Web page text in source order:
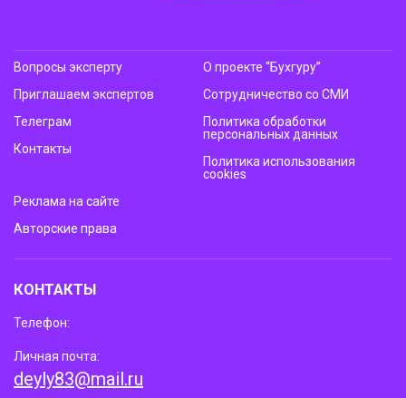
Вопросы эксперту
Приглашаем экспертов
Телеграм
Контакты
О проекте “Бухгуру”
Сотрудничество со СМИ
Политика обработки
персональных данных
Политика использования
cookies
Реклама на сайте
Авторские права
КОНТАКТЫ
Телефон:
Личная почта:
deyly83@mail.ru